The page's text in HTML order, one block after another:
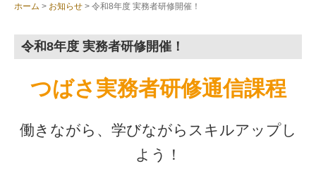
ホーム > お知らせ > 令和8年度 実務者研修開催！
令和8年度 実務者研修開催！
つばさ実務者研修通信課程
働きながら、学びながらスキルアップし
よう！